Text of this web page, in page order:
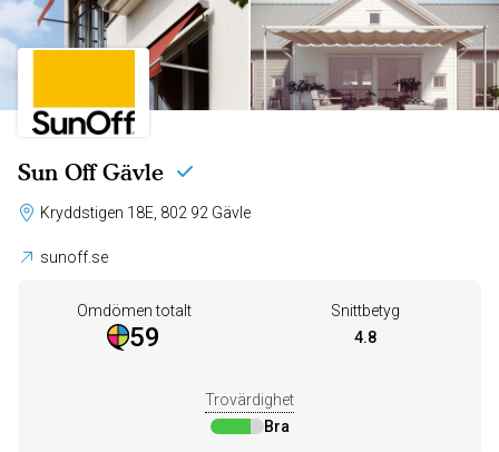
Sun Off Gävle
Kryddstigen 18E, 802 92 Gävle
sunoff.se
Omdömen totalt
59
Snittbetyg
4.8
Trovärdighet
Bra